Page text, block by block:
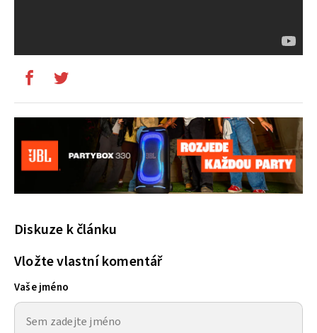
Diskuze k článku
Vložte vlastní komentář
Vaše jméno